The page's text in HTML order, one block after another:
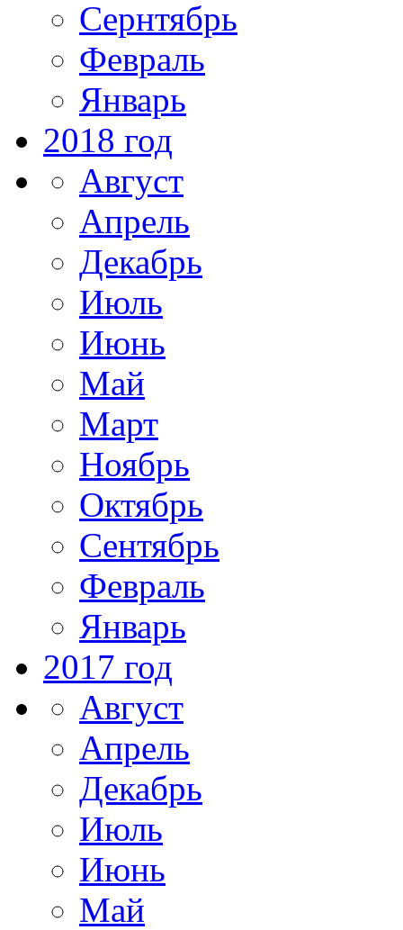
Сернтябрь
Февраль
Январь
2018 год
Август
Апрель
Декабрь
Июль
Июнь
Май
Март
Ноябрь
Октябрь
Сентябрь
Февраль
Январь
2017 год
Август
Апрель
Декабрь
Июль
Июнь
Май